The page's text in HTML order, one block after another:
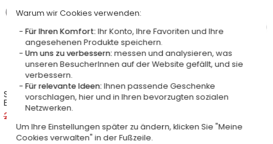
Star® Feuerzeug Mit Gravur
Biker
29,90 €
Star® Vatertag Feuerzeug
graviert
Warum wir Cookies verwenden:
Für Ihren Komfort:Ihr Konto, Ihre Favoriten und Ihre
angesehenen Produkte speichern.
Um uns zu verbessern:messen und analysieren, was
unseren BesucherInnen auf der Website gefällt, und sie
verbessern.
Für relevante Ideen:Ihnen passende Geschenke
vorschlagen, hier und in Ihren bevorzugten sozialen
Netzwerken.
Um Ihre Einstellungen später zu ändern, klicken Sie "Meine
Cookies verwalten" in der Fußzeile.